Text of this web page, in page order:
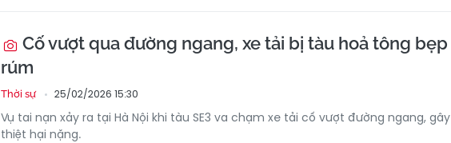
Cố vượt qua đường ngang, xe tải bị tàu hoả tông bẹp
rúm
Thời sự 25/02/2026 15:30
Vụ tai nạn xảy ra tại Hà Nội khi tàu SE3 va chạm xe tải cố vượt đường ngang, gây
thiệt hại nặng.